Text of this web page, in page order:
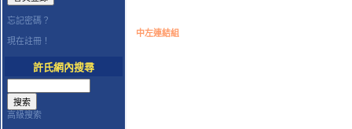
忘記密碼？
現在註冊！
許氏網內搜尋
高級搜索
中左連結組